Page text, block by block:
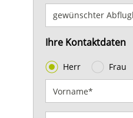
Ihre Kontaktdaten
Herr Frau